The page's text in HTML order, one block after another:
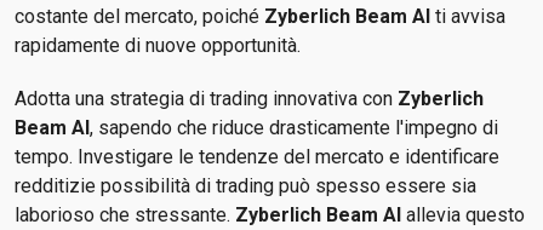
costante del mercato, poiché Zyberlich Beam AI ti avvisa
rapidamente di nuove opportunità.
Adotta una strategia di trading innovativa con Zyberlich
Beam AI, sapendo che riduce drasticamente l'impegno di
tempo. Investigare le tendenze del mercato e identificare
redditizie possibilità di trading può spesso essere sia
laborioso che stressante. Zyberlich Beam AI allevia questo